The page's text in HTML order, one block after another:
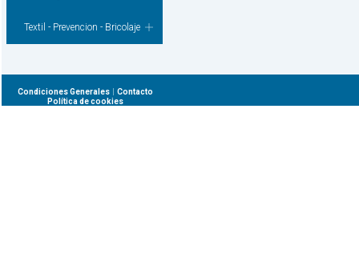
Textil - Prevencion - Bricolaje
Condiciones Generales| Contacto
Política de cookies